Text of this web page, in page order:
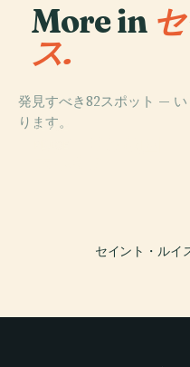
More in
ス.
発見すべき82スポット —
ります。
PLACE
セイント・ルイ